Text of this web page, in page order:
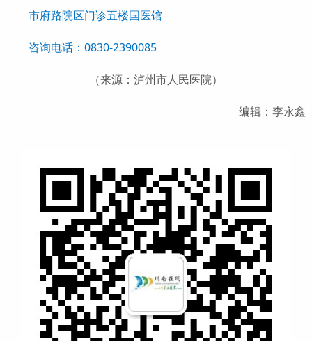
市府路院区门诊五楼国医馆
咨询电话：0830-2390085
（来源：泸州市人民医院）
编辑：李永鑫